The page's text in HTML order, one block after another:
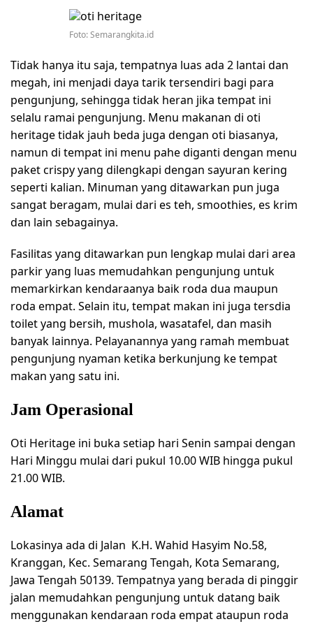
Foto: Semarangkita.id
Tidak hanya itu saja, tempatnya luas ada 2 lantai dan
megah, ini menjadi daya tarik tersendiri bagi para
pengunjung, sehingga tidak heran jika tempat ini
selalu ramai pengunjung. Menu makanan di oti
heritage tidak jauh beda juga dengan oti biasanya,
namun di tempat ini menu pahe diganti dengan menu
paket crispy yang dilengkapi dengan sayuran kering
seperti kalian. Minuman yang ditawarkan pun juga
sangat beragam, mulai dari es teh, smoothies, es krim
dan lain sebagainya.
Fasilitas yang ditawarkan pun lengkap mulai dari area
parkir yang luas memudahkan pengunjung untuk
memarkirkan kendaraanya baik roda dua maupun
roda empat. Selain itu, tempat makan ini juga tersdia
toilet yang bersih, mushola, wasatafel, dan masih
banyak lainnya. Pelayanannya yang ramah membuat
pengunjung nyaman ketika berkunjung ke tempat
makan yang satu ini.
Jam Operasional
Oti Heritage ini buka setiap hari Senin sampai dengan
Hari Minggu mulai dari pukul 10.00 WIB hingga pukul
21.00 WIB.
Alamat
Lokasinya ada di Jalan K.H. Wahid Hasyim No.58,
Kranggan, Kec. Semarang Tengah, Kota Semarang,
Jawa Tengah 50139. Tempatnya yang berada di pinggir
jalan memudahkan pengunjung untuk datang baik
menggunakan kendaraan roda empat ataupun roda